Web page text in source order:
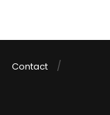
Contact